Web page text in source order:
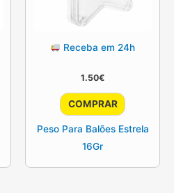
Receba em 24h
1.50€
COMPRAR
Peso Para Balões Estrela
16Gr